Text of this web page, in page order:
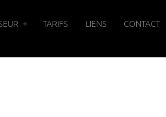
TARIFS LIENS CONTACT